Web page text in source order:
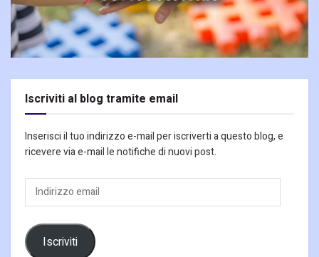
Iscriviti al blog tramite email
Inserisci il tuo indirizzo e-mail per iscriverti a questo blog, e
ricevere via e-mail le notifiche di nuovi post.
Indirizzo
email
Iscriviti